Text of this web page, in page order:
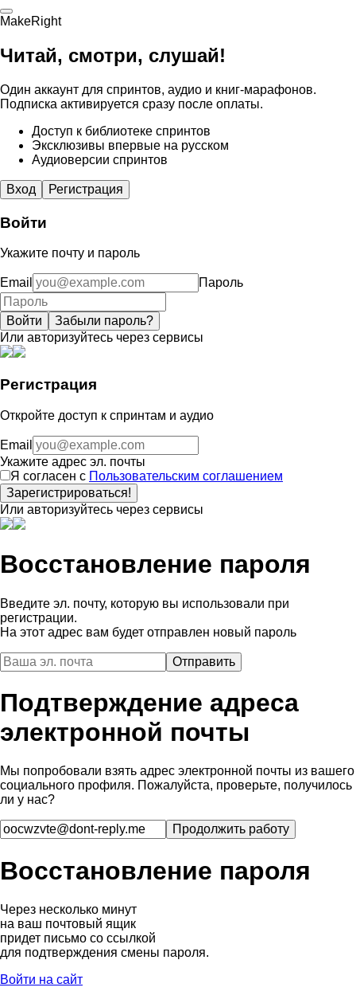
MakeRight
Читай, смотри, слушай!
Один аккаунт для спринтов, аудио и книг-марафонов.
Подписка активируется сразу после оплаты.
Доступ к библиотеке спринтов
Эксклюзивы впервые на русском
Аудиоверсии спринтов
Вход Регистрация
Войти
Укажите почту и пароль
Email Пароль
Войти
Забыли пароль?
Или авторизуйтесь через сервисы
Регистрация
Откройте доступ к спринтам и аудио
Email
Укажите адрес эл. почты
Я согласен с Пользовательским соглашением
Зарегистрироваться!
Или авторизуйтесь через сервисы
Восстановление пароля
Введите эл. почту, которую вы использовали при
регистрации.
На этот адрес вам будет отправлен новый пароль
Подтверждение адреса
электронной почты
Мы попробовали взять адрес электронной почты из вашего
социального профиля. Пожалуйста, проверьте, получилось
ли у нас?
Восстановление пароля
Через несколько минут
на ваш почтовый ящик
придет письмо со ссылкой
для подтверждения смены пароля.
Войти на сайт